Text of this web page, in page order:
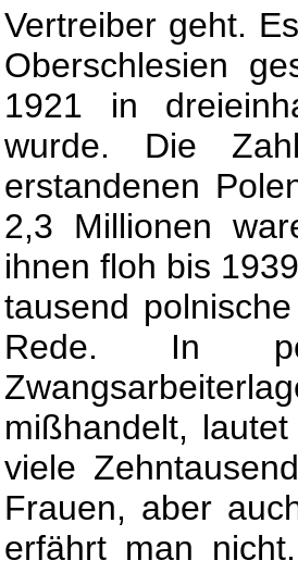
Vertreiber geht.
Oberschlesien
1921 in
wurde. Die
erstandenen
2,3 Millionen
ihnen floh bis
tausend
Rede. In
mißhandelt,
viele
Frauen, aber
erfährt man